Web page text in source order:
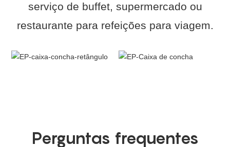
serviço de buffet, supermercado ou
restaurante para refeições para viagem.
Perguntas frequentes